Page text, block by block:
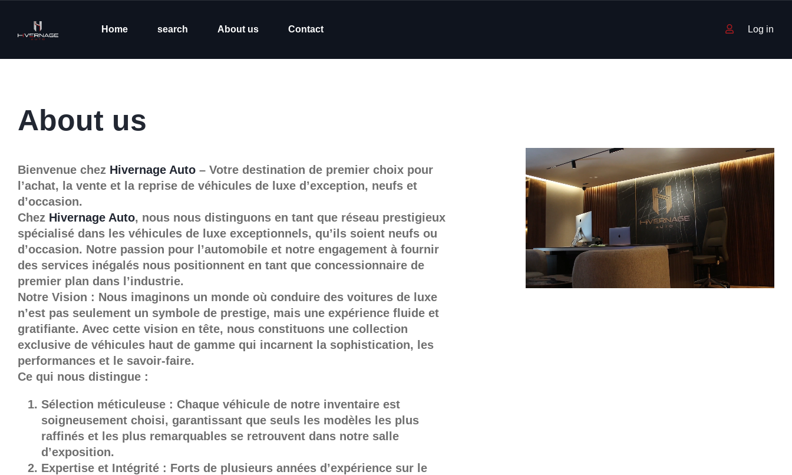
Home search About us Contact Log in
About us
Bienvenue chez Hivernage Auto – Votre destination de premier choix pour
l’achat, la vente et la reprise de véhicules de luxe d’exception, neufs et
d’occasion.
Chez Hivernage Auto, nous nous distinguons en tant que réseau prestigieux
spécialisé dans les véhicules de luxe exceptionnels, qu’ils soient neufs ou
d’occasion. Notre passion pour l’automobile et notre engagement à fournir
des services inégalés nous positionnent en tant que concessionnaire de
premier plan dans l’industrie.
Notre Vision : Nous imaginons un monde où conduire des voitures de luxe
n’est pas seulement un symbole de prestige, mais une expérience fluide et
gratifiante. Avec cette vision en tête, nous constituons une collection
exclusive de véhicules haut de gamme qui incarnent la sophistication, les
performances et le savoir-faire.
Ce qui nous distingue :
Sélection méticuleuse : Chaque véhicule de notre inventaire est
soigneusement choisi, garantissant que seuls les modèles les plus
raffinés et les plus remarquables se retrouvent dans notre salle
d’exposition.
Expertise et Intégrité : Forts de plusieurs années d’expérience sur le